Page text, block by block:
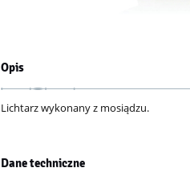
Opis
Lichtarz wykonany z mosiądzu.
Dane techniczne